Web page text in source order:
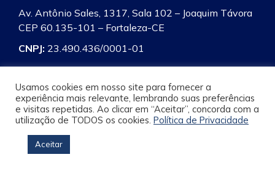
Av. Antônio Sales, 1317, Sala 102 – Joaquim Távora
CEP 60.135-101 – Fortaleza-CE
CNPJ: 23.490.436/0001-01
Pesquisa
Usamos cookies em nosso site para fornecer a
experiência mais relevante, lembrando suas preferências
e visitas repetidas. Ao clicar em “Aceitar”, concorda com a
utilização de TODOS os cookies. Política de Privacidade
Aceitar